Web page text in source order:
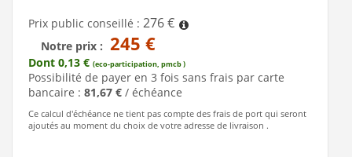
Prix public conseillé : 276 €
Notre prix : 245 €
Dont 0,13 € (eco-participation, pmcb )
Possibilité de payer en 3 fois sans frais par carte
bancaire : 81,67 € / échéance
Ce calcul d'échéance ne tient pas compte des frais de port qui seront
ajoutés au moment du choix de votre adresse de livraison .